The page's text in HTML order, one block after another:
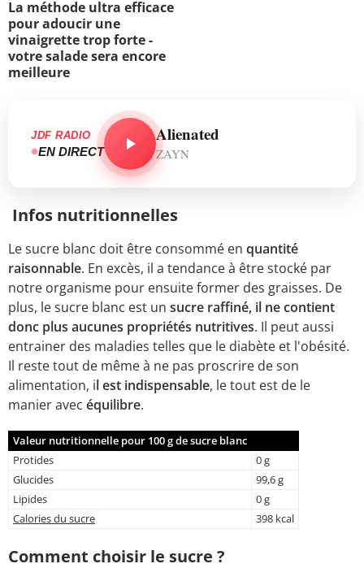
La méthode ultra efficace
pour adoucir une
vinaigrette trop forte -
votre salade sera encore
meilleure
JDF RADIO
EN DIRECT
Alienated
ZAYN
Infos nutritionnelles
Le sucre blanc doit être consommé en quantité
raisonnable. En excès, il a tendance à être stocké par
notre organisme pour ensuite former des graisses. De
plus, le sucre blanc est un sucre raffiné, il ne contient
donc plus aucunes propriétés nutritives. Il peut aussi
entrainer des maladies telles que le diabète et l'obésité.
Il reste tout de même à ne pas proscrire de son
alimentation, il est indispensable, le tout est de le
manier avec équilibre.
Valeur nutritionnelle pour 100 g de sucre blanc
Protides
0 g
Glucides
99,6 g
Lipides
0 g
Calories du sucre
398 kcal
Comment choisir le sucre ?